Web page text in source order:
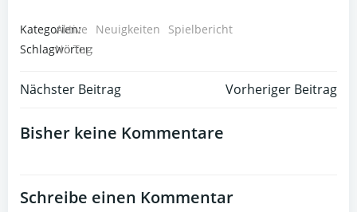
Kategorien:
Aktive Neuigkeiten
Spielbericht
Schlagwörter:
No Tag
Post
navigation
Nächster Beitrag
Post
navigation
Vorheriger Beitrag
Bisher keine Kommentare
Schreibe einen Kommentar